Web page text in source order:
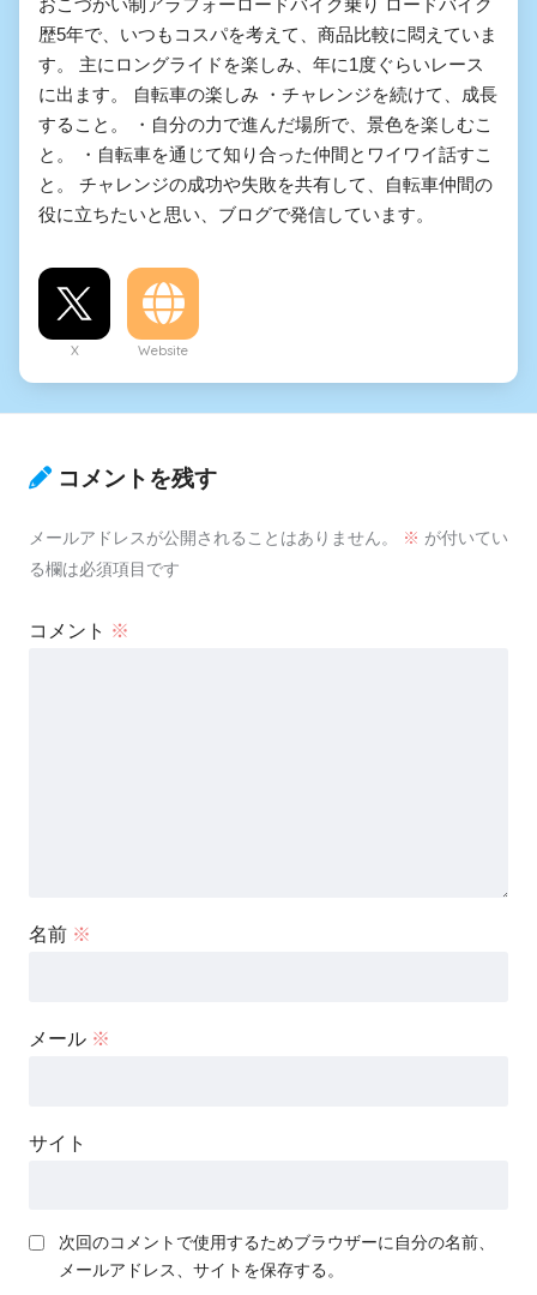
おこづかい制アラフォーロードバイク乗り ロードバイク
歴5年で、いつもコスパを考えて、商品比較に悶えていま
す。 主にロングライドを楽しみ、年に1度ぐらいレース
に出ます。 自転車の楽しみ ・チャレンジを続けて、成長
すること。 ・自分の力で進んだ場所で、景色を楽しむこ
と。 ・自転車を通じて知り合った仲間とワイワイ話すこ
と。 チャレンジの成功や失敗を共有して、自転車仲間の
役に立ちたいと思い、ブログで発信しています。
X Website
コメントを残す
メールアドレスが公開されることはありません。 ※ が付いてい
る欄は必須項目です
コメント ※
名前 ※
メール ※
サイト
次回のコメントで使用するためブラウザーに自分の名前、
メールアドレス、サイトを保存する。